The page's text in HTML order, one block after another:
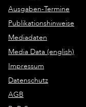
Ausgaben-Termine
Publikationshinweise
Mediadaten
Media Data (english)
Impressum
Datenschutz
AGB